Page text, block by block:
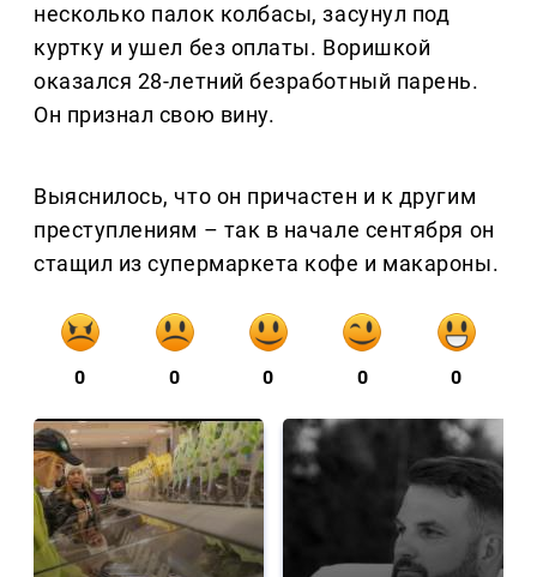
несколько палок колбасы, засунул под
куртку и ушел без оплаты. Воришкой
оказался 28-летний безработный парень.
Он признал свою вину.
Выяснилось, что он причастен и к другим
преступлениям – так в начале сентября он
стащил из супермаркета кофе и макароны.
0 0 0 0 0